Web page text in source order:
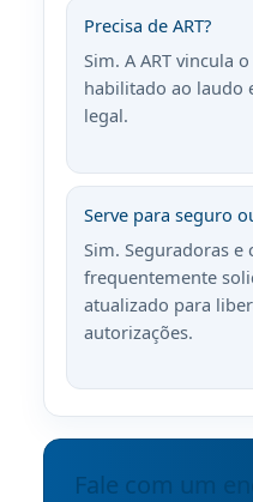
Precisa de ART?
Sim. A ART vincula
habilitado ao laudo
legal.
Serve para seguro
Sim. Seguradoras
frequentemente
atualizado para
autorizações.
Fale com um